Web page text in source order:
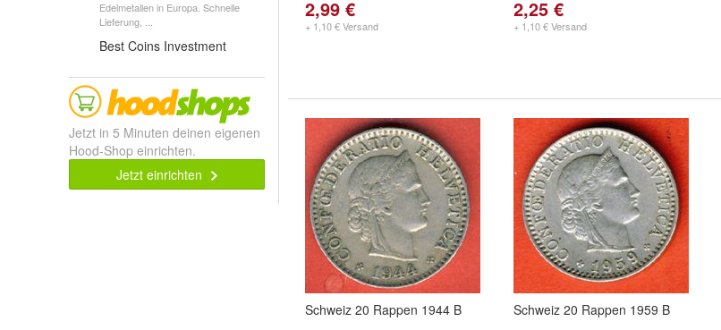
Edelmetallen in Europa. Schnelle
Lieferung, ...
Best Coins Investment
Jetzt in 5 Minuten deinen eigenen
Hood-Shop einrichten.
Jetzt einrichten
2,99 €
+ 1,10 € Versand
2,25 €
+ 1,10 € Versand
Schweiz 20 Rappen 1944 B Schweiz 20 Rappen 1959 B